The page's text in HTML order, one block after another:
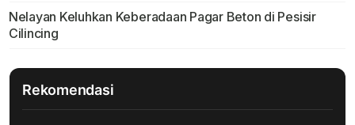
Nelayan Keluhkan Keberadaan Pagar Beton di Pesisir
Cilincing
Rekomendasi